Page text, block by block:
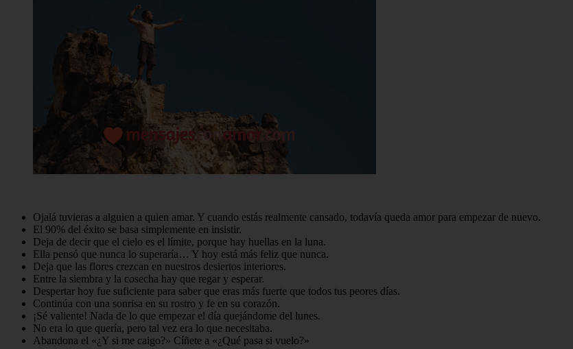
Ojalá tuvieras a alguien a quien amar. Y cuando estás realmente cansado, todavía queda amor para empezar de nuevo.
El 90% del éxito se basa simplemente en insistir.
Deja de decir que el cielo es el límite, porque hay huellas en la luna.
Ella pensó que nunca lo superaría… Y hoy está más feliz que nunca.
Deja que las flores crezcan en nuestros desiertos interiores.
Entre la siembra y la cosecha hay que regar y esperar.
Despertar hoy fue suficiente para saber que eras más fuerte que todos tus peores días.
Continúa con una sonrisa en su rostro y fe en su corazón.
¡Sé valiente! Nada de lo que empezar el día quejándome del lunes.
No era lo que quería, pero tal vez era lo que necesitaba.
Abandona el «¿Y si me caigo?» Cíñete a «¿Qué pasa si vuelo?»